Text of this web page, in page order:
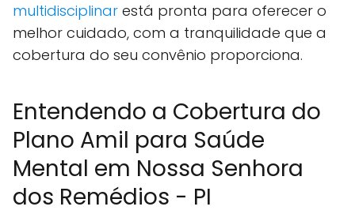
multidisciplinar está pronta para oferecer o
melhor cuidado, com a tranquilidade que a
cobertura do seu convênio proporciona.
Entendendo a Cobertura do
Plano Amil para Saúde
Mental em Nossa Senhora
dos Remédios - PI